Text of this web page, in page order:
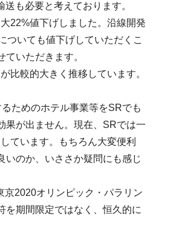
も必要と考えております。
22%値下げしました。沿線開発
ついても値下げしていただくこ
いただきます。
比較的大きく推移しています。
ためのホテル事業等をSRでも
果が出ません。現在、SRでは一
ています。もちろん大変便利
いのか、いささか疑問にも感じ
2020オリンピック・パラリン
を期間限定ではなく、恒久的に